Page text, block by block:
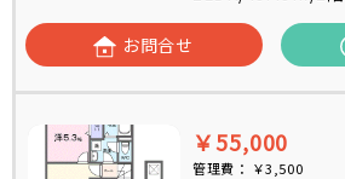
お問合せ
￥55,000
管理費： ￥3,500